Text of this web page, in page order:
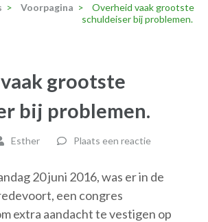
> Voorpagina >
Overheid vaak grootste
schuldeiser bij problemen.
grootste
bij problemen.
Esther Plaats een reactie
20 juni 2016, was er in de
een congres
extra aandacht te vestigen op